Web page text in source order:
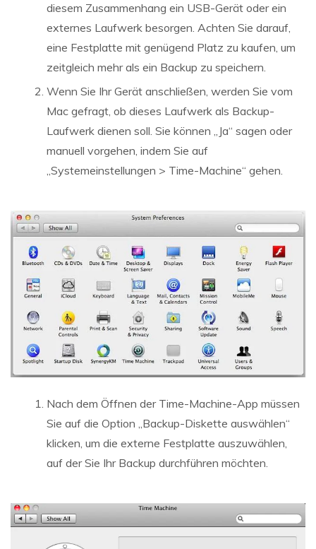
diesem Zusammenhang ein USB-Gerät oder ein
externes Laufwerk besorgen. Achten Sie darauf,
eine Festplatte mit genügend Platz zu kaufen, um
zeitgleich mehr als ein Backup zu speichern.
Wenn Sie Ihr Gerät anschließen, werden Sie vom
Mac gefragt, ob dieses Laufwerk als Backup-
Laufwerk dienen soll. Sie können „Ja“ sagen oder
manuell vorgehen, indem Sie auf
„Systemeinstellungen > Time-Machine“ gehen.
Nach dem Öffnen der Time-Machine-App müssen
Sie auf die Option „Backup-Diskette auswählen“
klicken, um die externe Festplatte auszuwählen,
auf der Sie Ihr Backup durchführen möchten.